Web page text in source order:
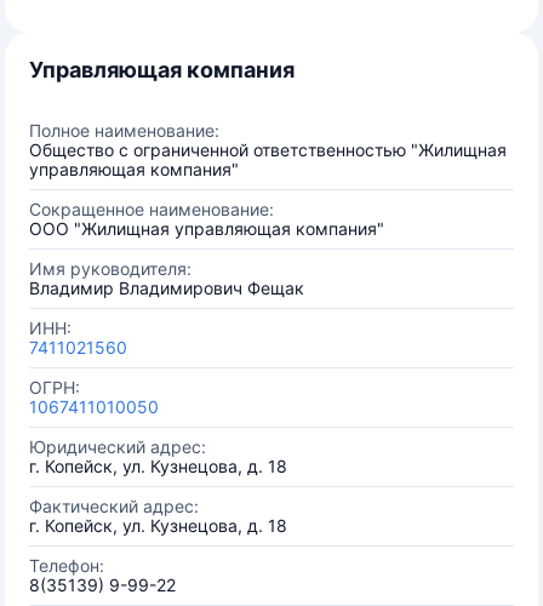
Управляющая компания
Полное наименование:
Общество с ограниченной ответственностью "Жилищная
управляющая компания"
Сокращенное наименование:
ООО "Жилищная управляющая компания"
Имя руководителя:
Владимир Владимирович Фещак
ИНН:
7411021560
ОГРН:
1067411010050
Юридический адрес:
г. Копейск, ул. Кузнецова, д. 18
Фактический адрес:
г. Копейск, ул. Кузнецова, д. 18
Телефон:
8(35139) 9-99-22